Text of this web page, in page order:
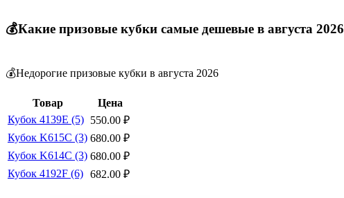
💰Какие призовые кубки самые дешевые в августа 2026
💰Недорогие призовые кубки в августа 2026
Товар
Цена
Кубок 4139E (5) 550.00 ₽
Кубок K615C (3) 680.00 ₽
Кубок K614C (3) 680.00 ₽
Кубок 4192F (6) 682.00 ₽